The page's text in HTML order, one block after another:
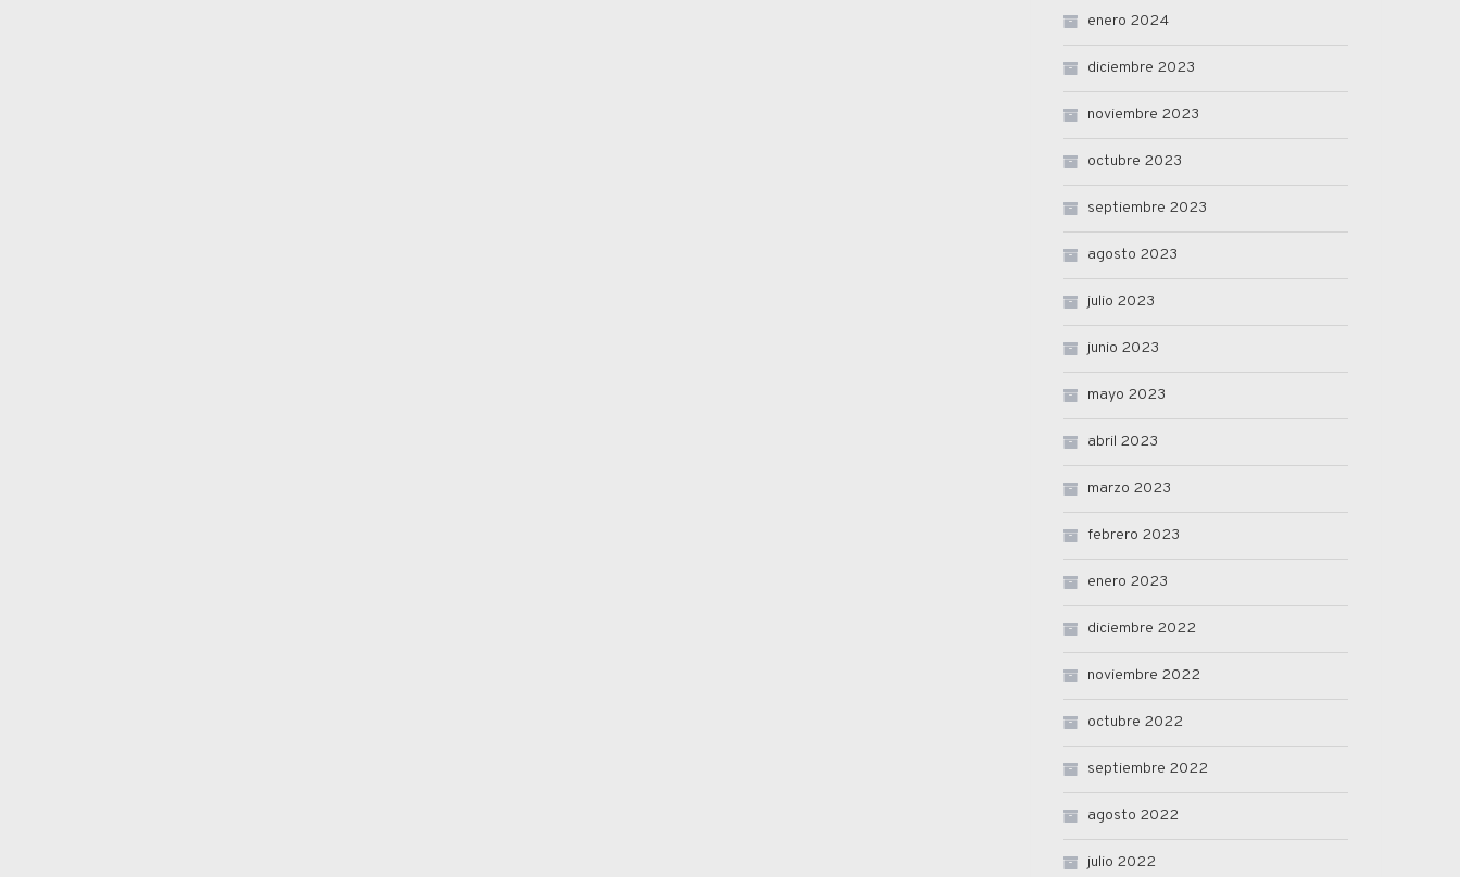
enero 2024
diciembre 2023
noviembre 2023
octubre 2023
septiembre 2023
agosto 2023
julio 2023
junio 2023
mayo 2023
abril 2023
marzo 2023
febrero 2023
enero 2023
diciembre 2022
noviembre 2022
octubre 2022
septiembre 2022
agosto 2022
julio 2022